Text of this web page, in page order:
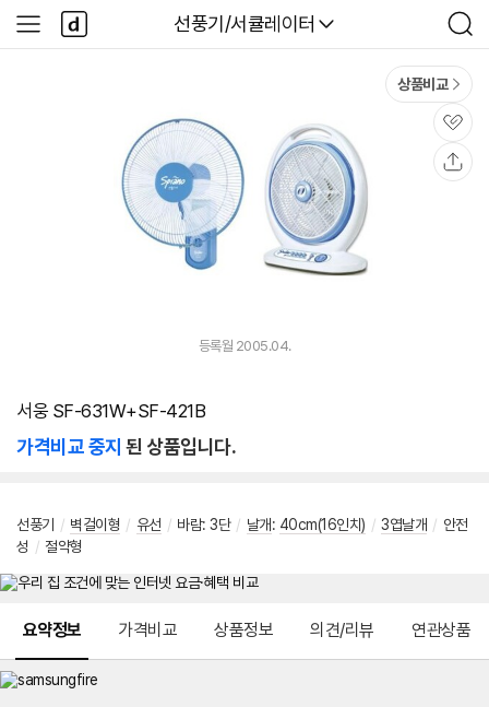
다나와
선풍기/서큘레이터
검
색
사
이
다
나
와
상품비교
관
심
등록월 2005.04.
서웅 SF-631W+SF-421B
가격비교 중지 된 상품입니다.
선풍기 / 벽걸이형 / 유선 / 바람: 3단 / 날개: 40cm(16인치) / 3엽날개 / 안전
성 / 절약형
요약정보 가격비교 상품정보 의견/리뷰 연관상품